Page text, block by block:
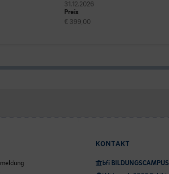
31.12.2026
Preis
€ 399,00
KONTAKT
bfi BILDUNGSCAMPUS